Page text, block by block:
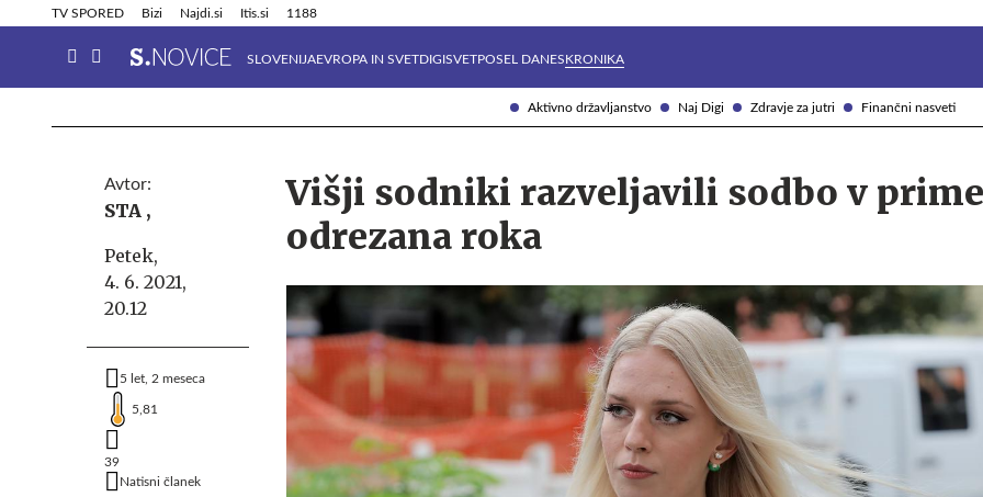
Aktivno državljanstvo Naj Digi Zdravje za jutri Finančni nasveti
TV SPORED Bizi Najdi.si Itis.si 1188
SLOVENIJAEVROPA IN SVETDIGISVETPOSEL DANESKRONIKA
Info in obvestila Tehnik
Avtor:
STA ,
Petek,
4. 6. 2021,
20.12
5 let, 2 meseca
5,81
39
Natisni članek
Višji sodniki razveljavili sodbo v
odrezana roka